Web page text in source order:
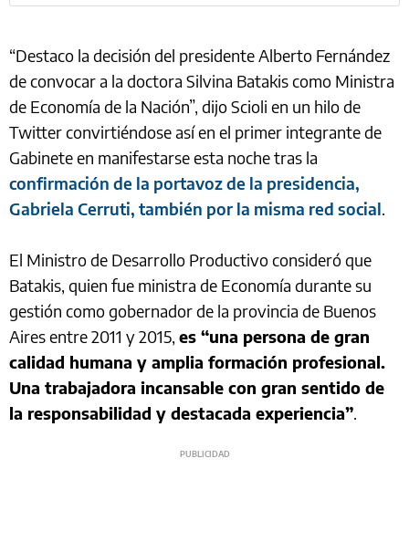
“Destaco la decisión del presidente Alberto Fernández
de convocar a la doctora Silvina Batakis como Ministra
de Economía de la Nación”, dijo Scioli en un hilo de
Twitter convirtiéndose así en el primer integrante de
Gabinete en manifestarse esta noche tras la
confirmación de la portavoz de la presidencia,
Gabriela Cerruti, también por la misma red social.
El Ministro de Desarrollo Productivo consideró que
Batakis, quien fue ministra de Economía durante su
gestión como gobernador de la provincia de Buenos
Aires entre 2011 y 2015, es “una persona de gran
calidad humana y amplia formación profesional.
Una trabajadora incansable con gran sentido de
la responsabilidad y destacada experiencia”.